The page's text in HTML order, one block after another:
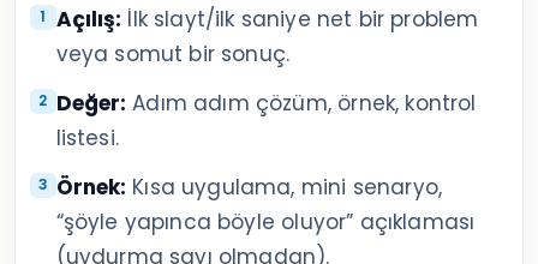
Açılış: İlk slayt/ilk saniye net bir problem
veya somut bir sonuç.
Değer: Adım adım çözüm, örnek, kontrol
listesi.
Örnek: Kısa uygulama, mini senaryo,
“şöyle yapınca böyle oluyor” açıklaması
(uydurma sayı olmadan).